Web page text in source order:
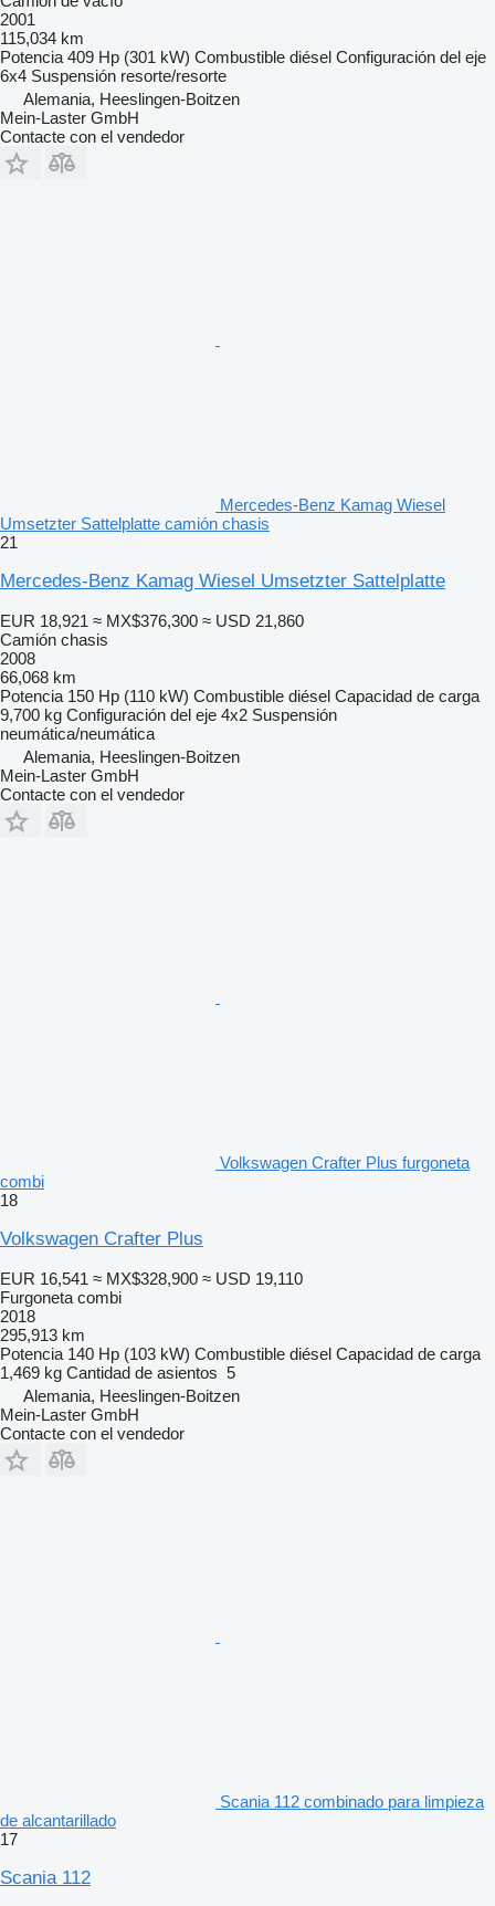
2001
115,034 km
Potencia 409 Hp (301 kW) Combustible diésel Configuración del eje
6x4 Suspensión resorte/resorte
Alemania, Heeslingen-Boitzen
Mein-Laster GmbH
Contacte con el vendedor
Mercedes-Benz Kamag Wiesel
Umsetzter Sattelplatte camión chasis
21
Mercedes-Benz Kamag Wiesel Umsetzter Sattelplatte
EUR 18,921 ≈ MX$376,300 ≈ USD 21,860
Camión chasis
2008
66,068 km
Potencia 150 Hp (110 kW) Combustible diésel Capacidad de carga
9,700 kg Configuración del eje 4x2 Suspensión
neumática/neumática
Alemania, Heeslingen-Boitzen
Mein-Laster GmbH
Contacte con el vendedor
Volkswagen Crafter Plus furgoneta
combi
18
Volkswagen Crafter Plus
EUR 16,541 ≈ MX$328,900 ≈ USD 19,110
Furgoneta combi
2018
295,913 km
Potencia 140 Hp (103 kW) Combustible diésel Capacidad de carga
1,469 kg Cantidad de asientos 5
Alemania, Heeslingen-Boitzen
Mein-Laster GmbH
Contacte con el vendedor
Scania 112 combinado para limpieza
de alcantarillado
17
Scania 112